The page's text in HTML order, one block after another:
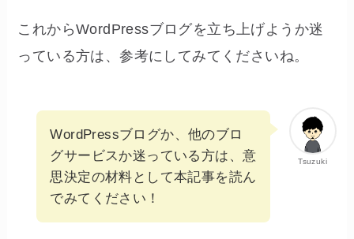
これからWordPressブログを立ち上げようか迷
っている方は、参考にしてみてくださいね。
Tsuzuki
WordPressブログか、他のブロ
グサービスか迷っている方は、意
思決定の材料として本記事を読ん
でみてください！